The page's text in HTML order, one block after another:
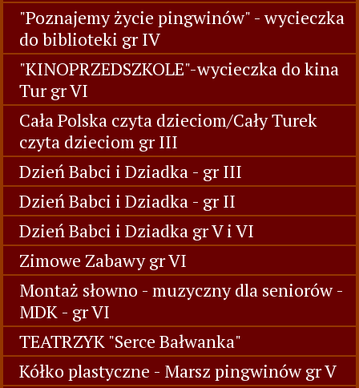
"Poznajemy życie pingwinów" - wycieczka
do biblioteki gr IV
"KINOPRZEDSZKOLE"-wycieczka do kina
Tur gr VI
Cała Polska czyta dzieciom/Cały Turek
czyta dzieciom gr III
Dzień Babci i Dziadka - gr III
Dzień Babci i Dziadka - gr II
Dzień Babci i Dziadka gr V i VI
Zimowe Zabawy gr VI
Montaż słowno - muzyczny dla seniorów -
MDK - gr VI
TEATRZYK "Serce Bałwanka"
Kółko plastyczne - Marsz pingwinów gr V